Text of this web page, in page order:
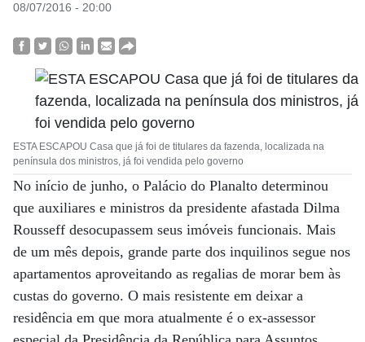
08/07/2016 - 20:00
ESTA ESCAPOU Casa que já foi de titulares da fazenda, localizada na
península dos ministros, já foi vendida pelo governo
No início de junho, o Palácio do Planalto determinou
que auxiliares e ministros da presidente afastada Dilma
Rousseff desocupassem seus imóveis funcionais. Mais
de um mês depois, grande parte dos inquilinos segue nos
apartamentos aproveitando as regalias de morar bem às
custas do governo. O mais resistente em deixar a
residência em que mora atualmente é o ex-assessor